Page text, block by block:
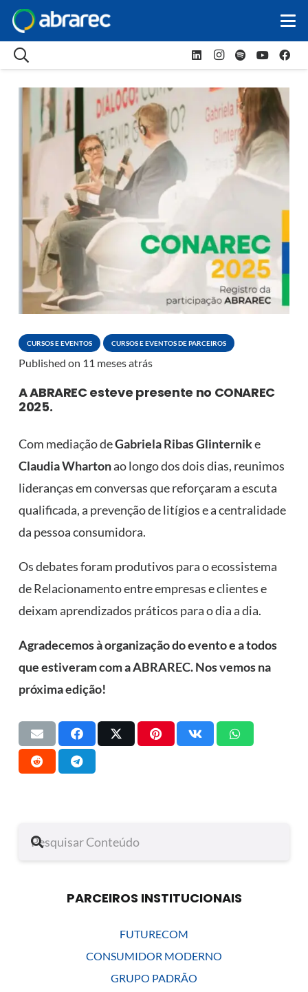
CURSOS E EVENTOS CURSOS E EVENTOS DE PARCEIROS
Published on 11 meses atrás
A ABRAREC esteve presente no CONAREC
2025.
Com mediação deGabriela Ribas Glinternike
Claudia Whartonao longo dos dois dias, reunimos
lideranças em conversas que reforçaram a escuta
qualificada, a prevenção de litígios e a centralidade
da pessoa consumidora.
Os debates foram produtivos para o ecossistema
de Relacionamento entre empresas e clientes e
deixam aprendizados práticos para o dia a dia.
Agradecemos à organização do evento e a todos
que estiveram com a ABRAREC. Nos vemos na
próxima edição!
PARCEIROS INSTITUCIONAIS
FUTURECOM
CONSUMIDOR MODERNO
GRUPO PADRÃO